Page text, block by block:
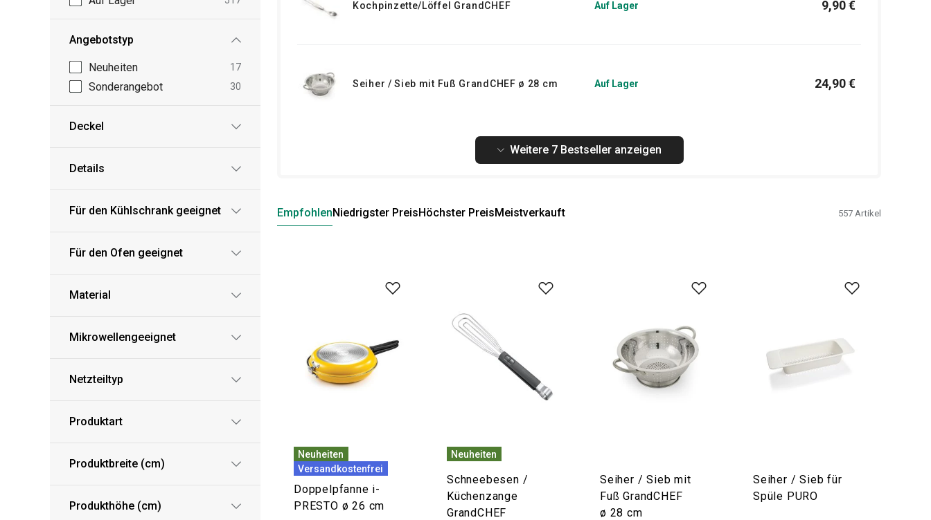
Angebotstyp
Neuheiten 17
Sonderangebot 30
Deckel
Details
Für den Kühlschrank geeignet
Für den Ofen geeignet
Material
Mikrowellengeeignet
Netzteiltyp
Produktart
Produktbreite (cm)
Produkthöhe (cm)
Kochpinzette/Löffel GrandCHEF Auf Lager 9,90 €
Seiher / Sieb mit Fuß GrandCHEF ø 28 cm Auf Lager 24,90 €
Weitere 7 Bestseller anzeigen
EmpfohlenNiedrigster PreisHöchster PreisMeistverkauft 557 Artikel
Neuheiten
Versandkostenfrei
Doppelpfanne i-
PRESTO ø 26 cm
Neuheiten
Schneebesen /
Küchenzange
GrandCHEF
Seiher / Sieb mit
Fuß GrandCHEF
ø 28 cm
Seiher / Sieb für
Spüle PURO